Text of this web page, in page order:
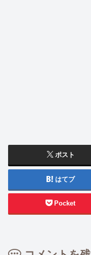
ポスト
はてブ
Pocket